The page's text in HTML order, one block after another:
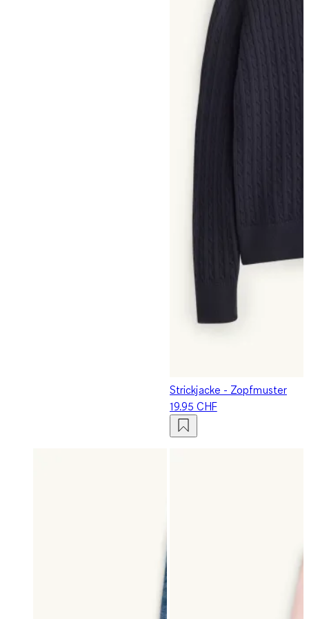
Strickjacke - Zopfmuster
19.95 CHF